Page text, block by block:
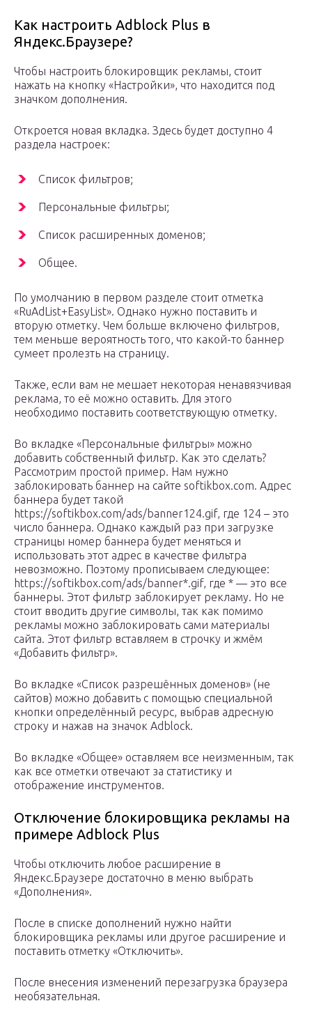
Как настроить Adblock Plus в
Яндекс.Браузере?
Чтобы настроить блокировщик рекламы, стоит
нажать на кнопку «Настройки», что находится под
значком дополнения.
Откроется новая вкладка. Здесь будет доступно 4
раздела настроек:
Список фильтров;
Персональные фильтры;
Список расширенных доменов;
Общее.
По умолчанию в первом разделе стоит отметка
«RuAdList+EasyList». Однако нужно поставить и
вторую отметку. Чем больше включено фильтров,
тем меньше вероятность того, что какой-то баннер
сумеет пролезть на страницу.
Также, если вам не мешает некоторая ненавязчивая
реклама, то её можно оставить. Для этого
необходимо поставить соответствующую отметку.
Во вкладке «Персональные фильтры» можно
добавить собственный фильтр. Как это сделать?
Рассмотрим простой пример. Нам нужно
заблокировать баннер на сайте softikbox.com. Адрес
баннера будет такой
https://softikbox.com/ads/banner124.gif, где 124 – это
число баннера. Однако каждый раз при загрузке
страницы номер баннера будет меняться и
использовать этот адрес в качестве фильтра
невозможно. Поэтому прописываем следующее:
https://softikbox.com/ads/banner*.gif, где * — это все
баннеры. Этот фильтр заблокирует рекламу. Но не
стоит вводить другие символы, так как помимо
рекламы можно заблокировать сами материалы
сайта. Этот фильтр вставляем в строчку и жмём
«Добавить фильтр».
Во вкладке «Список разрешённых доменов» (не
сайтов) можно добавить с помощью специальной
кнопки определённый ресурс, выбрав адресную
строку и нажав на значок Adblock.
Во вкладке «Общее» оставляем все неизменным, так
как все отметки отвечают за статистику и
отображение инструментов.
Отключение блокировщика рекламы на
примере Adblock Plus
Чтобы отключить любое расширение в
Яндекс.Браузере достаточно в меню выбрать
«Дополнения».
После в списке дополнений нужно найти
блокировщика рекламы или другое расширение и
поставить отметку «Отключить».
После внесения изменений перезагрузка браузера
необязательная.